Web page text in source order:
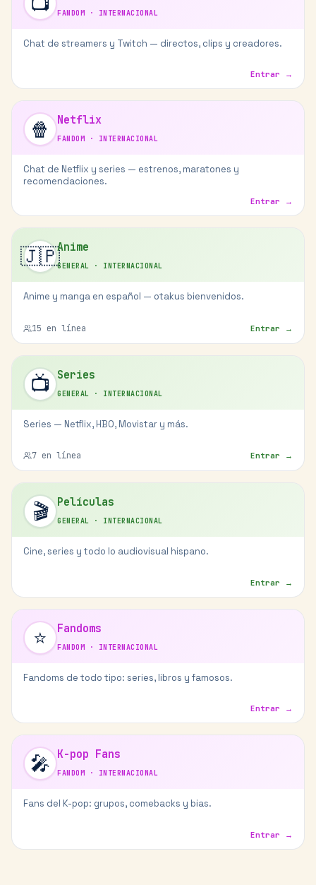
FANDOM · INTERNACIONAL
Chat de streamers y Twitch — directos, clips y creadores.
Entrar →
🍿 Netflix
FANDOM · INTERNACIONAL
Chat de Netflix y series — estrenos, maratones y
recomendaciones.
Entrar →
🇯🇵Anime
GENERAL · INTERNACIONAL
Anime y manga en español — otakus bienvenidos.
15 en línea Entrar →
📺 Series
GENERAL · INTERNACIONAL
Series — Netflix, HBO, Movistar y más.
7 en línea Entrar →
🎬 Películas
GENERAL · INTERNACIONAL
Cine, series y todo lo audiovisual hispano.
Entrar →
⭐ Fandoms
FANDOM · INTERNACIONAL
Fandoms de todo tipo: series, libros y famosos.
Entrar →
🎤 K-pop Fans
FANDOM · INTERNACIONAL
Fans del K-pop: grupos, comebacks y bias.
Entrar →